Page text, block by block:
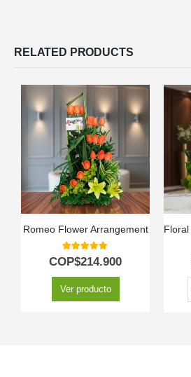
RELATED PRODUCTS
Romeo Flower Arrangement
5.00out of 5
COP$214.900
Ver producto